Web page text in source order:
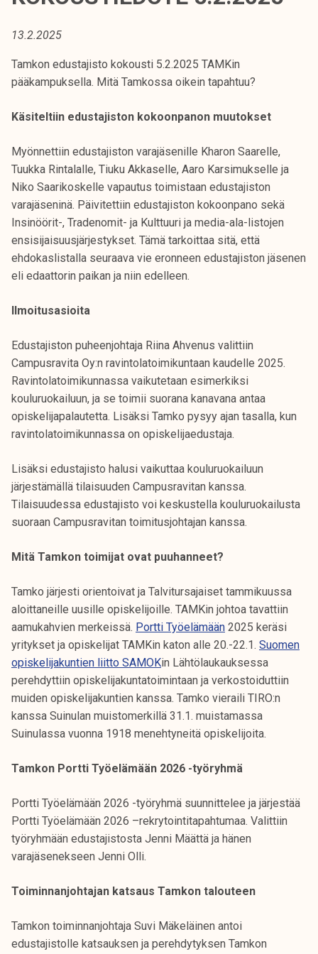
o
r
e
k
o
u
l
u
n
o
p
s
e
l
i
j
a
k
n
t
a
13.2.2025
Tamkon edustajisto kokousti 5.2.2025 TAMKin
pääkampuksella. Mitä Tamkossa oikein tapahtuu?
Käsiteltiin edustajiston kokoonpanon muutokset
Myönnettiin edustajiston varajäsenille Kharon Saarelle,
Tuukka Rintalalle, Tiuku Akkaselle, Aaro Karsimukselle ja
Niko Saarikoskelle vapautus toimistaan edustajiston
varajäseninä. Päivitettiin edustajiston kokoonpano sekä
Insinöörit-, Tradenomit- ja Kulttuuri ja media-ala-listojen
ensisijaisuusjärjestykset. Tämä tarkoittaa sitä, että
ehdokaslistalla seuraava vie eronneen edustajiston jäsenen
eli edaattorin paikan ja niin edelleen.
Ilmoitusasioita
Edustajiston puheenjohtaja Riina Ahvenus valittiin
Campusravita Oy:n ravintolatoimikuntaan kaudelle 2025.
Ravintolatoimikunnassa vaikutetaan esimerkiksi
kouluruokailuun, ja se toimii suorana kanavana antaa
opiskelijapalautetta. Lisäksi Tamko pysyy ajan tasalla, kun
ravintolatoimikunnassa on opiskelijaedustaja.
Lisäksi edustajisto halusi vaikuttaa kouluruokailuun
järjestämällä tilaisuuden Campusravitan kanssa.
Tilaisuudessa edustajisto voi keskustella kouluruokailusta
suoraan Campusravitan toimitusjohtajan kanssa.
Mitä Tamkon toimijat ovat puuhanneet?
Tamko järjesti orientoivat ja Talvitursajaiset tammikuussa
aloittaneille uusille opiskelijoille. TAMKin johtoa tavattiin
aamukahvien merkeissä. Portti Työelämään 2025 keräsi
yritykset ja opiskelijat TAMKin katon alle 20.-22.1. Suomen
opiskelijakuntien liitto SAMOKin Lähtölaukauksessa
perehdyttiin opiskelijakuntatoimintaan ja verkostoiduttiin
muiden opiskelijakuntien kanssa. Tamko vieraili TIRO:n
kanssa Suinulan muistomerkillä 31.1. muistamassa
Suinulassa vuonna 1918 menehtyneitä opiskelijoita.
Tamkon Portti Työelämään 2026 -työryhmä
Portti Työelämään 2026 -työryhmä suunnittelee ja järjestää
Portti Työelämään 2026 –rekrytointitapahtumaa. Valittiin
työryhmään edustajistosta Jenni Määttä ja hänen
varajäsenekseen Jenni Olli.
Toiminnanjohtajan katsaus Tamkon talouteen
Tamkon toiminnanjohtaja Suvi Mäkeläinen antoi
edustajistolle katsauksen ja perehdytyksen Tamkon